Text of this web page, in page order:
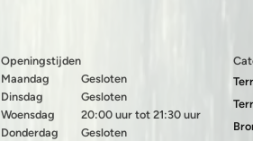
Openingstijden
Maandag
Dinsdag
Woensdag
Donderdag
Gesloten
Gesloten
20:00 uur tot 21:30 uur
Gesloten